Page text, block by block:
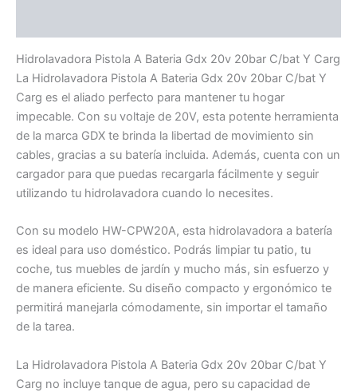
Hidrolavadora Pistola A Bateria Gdx 20v 20bar C/bat Y Carg
La Hidrolavadora Pistola A Bateria Gdx 20v 20bar C/bat Y
Carg es el aliado perfecto para mantener tu hogar
impecable. Con su voltaje de 20V, esta potente herramienta
de la marca GDX te brinda la libertad de movimiento sin
cables, gracias a su batería incluida. Además, cuenta con un
cargador para que puedas recargarla fácilmente y seguir
utilizando tu hidrolavadora cuando lo necesites.
Con su modelo HW-CPW20A, esta hidrolavadora a batería
es ideal para uso doméstico. Podrás limpiar tu patio, tu
coche, tus muebles de jardín y mucho más, sin esfuerzo y
de manera eficiente. Su diseño compacto y ergonómico te
permitirá manejarla cómodamente, sin importar el tamaño
de la tarea.
La Hidrolavadora Pistola A Bateria Gdx 20v 20bar C/bat Y
Carg no incluye tanque de agua, pero su capacidad de